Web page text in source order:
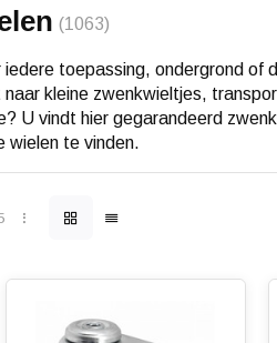
(1063)
toepassing, ondergrond
kleine zwenkwieltjes,
U vindt hier gegarandeerd
wielen te vinden.